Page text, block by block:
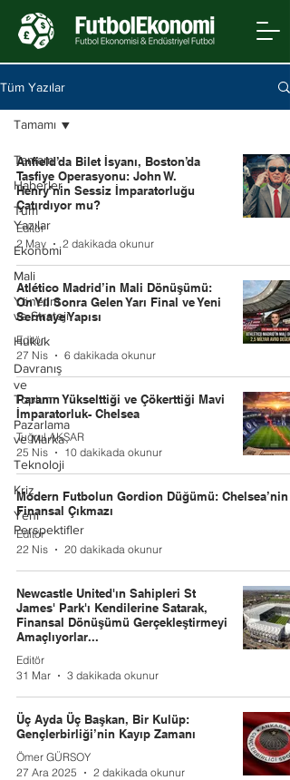
Tüm Yazılar
Tamamı
Haberler
Tüm
Yazılar
Ekonomi
Mali
Yönetim
ve Strateji
Hukuk
Davranış
ve
Toplum
Pazarlama
ve Marka
Teknoloji
Kriz
Yeni
Perspektifler
Tamamı
Anfield’da Bilet İsyanı, Boston’da
Tasfiye Operasyonu: John W.
Henry’nin Sessiz İmparatorluğu
Çatırdıyor mu?
Editör
2 May
2 dakikada okunur
Atlético Madrid’in Mali Dönüşümü:
On Yıl Sonra Gelen Yarı Final ve Yeni
Sermaye Yapısı
Editör
27 Nis
6 dakikada okunur
Paranın Yükselttiği ve Çökerttiği Mavi
İmparatorluk- Chelsea
Tuğrul AKŞAR
25 Nis
10 dakikada okunur
Modern Futbolun Gordion Düğümü: Chelsea’nin
Finansal Çıkmazı
Editör
22 Nis
20 dakikada okunur
Newcastle United'ın Sahipleri St
James' Park'ı Kendilerine Satarak,
Finansal Dönüşümü Gerçekleştirmeyi
Amaçlıyorlar...
Editör
31 Mar
3 dakikada okunur
Üç Ayda Üç Başkan, Bir Kulüp:
Gençlerbirliği’nin Kayıp Zamanı
Ömer GÜRSOY
27 Ara 2025
2 dakikada okunur